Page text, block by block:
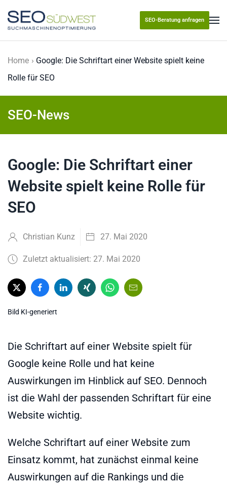
Skip to main content
SEO-Beratung anfragen
Home
Google: Die Schriftart einer Website spielt keine
Rolle für SEO
SEO-News
Google: Die Schriftart einer
Website spielt keine Rolle für
SEO
Christian Kunz 27. Mai 2020
Zuletzt aktualisiert: 27. Mai 2020
Bild KI-generiert
Die Schriftart auf einer Website spielt für
Google keine Rolle und hat keine
Auswirkungen im Hinblick auf SEO. Dennoch
ist die Wahl der passenden Schriftart für eine
Website wichtig.
Welche Schriftart auf einer Website zum
Einsatz kommt, hat zunächst einmal keine
Auswirkungen auf die Rankings und die